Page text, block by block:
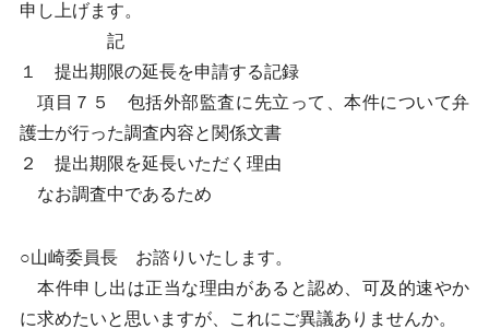
申し上げます。
記
１ 提出期限の延長を申請する記録
項目７５ 包括外部監査に先立って、本件について弁
護士が行った調査内容と関係文書
２ 提出期限を延長いただく理由
なお調査中であるため
○山崎委員長 お諮りいたします。
本件申し出は正当な理由があると認め、可及的速やか
に求めたいと思いますが、これにご異議ありませんか。